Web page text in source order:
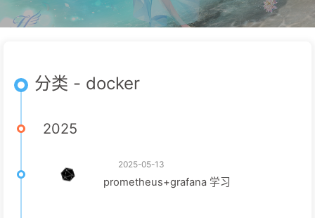
分类 - docker
2025
2025-05-13
prometheus+grafana 学习